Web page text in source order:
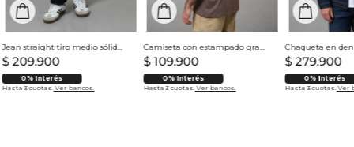
Jean straight tiro medio sólido para hombre
$ 209.900
0% Interés
Hasta 3 cuotas. Ver bancos.
Camiseta con estampado grande en espalda para hombre
$ 109.900
0% Interés
Hasta 3 cuotas. Ver bancos.
$ 279.900
0% Interés
Hasta 3 cuotas. Ver